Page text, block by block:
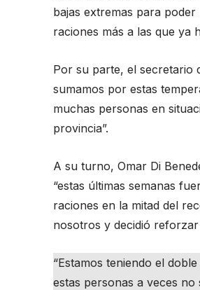
bajas extremas para
raciones más a las que ya
Por su parte, el secretario
sumamos por estas
muchas personas en
provincia”.
A su turno, Omar Di
“estas últimas semanas
raciones en la mitad del
nosotros y decidió reforzar
“Estamos teniendo el
estas personas a veces